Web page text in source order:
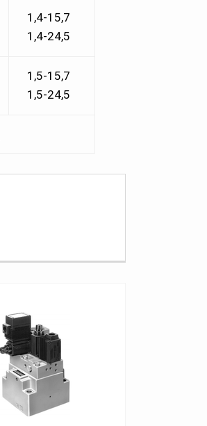
1,4-15,7
1,4-24,5
1,5-15,7
1,5-24,5